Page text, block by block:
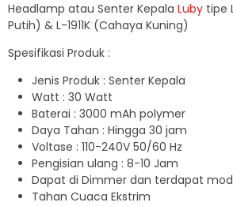
Headlamp atau Senter Kepala Luby tipe
Putih) & L-1911K (Cahaya Kuning)
Spesifikasi Produk :
Jenis Produk : Senter Kepala
Watt : 30 Watt
Baterai : 3000 mAh polymer
Daya Tahan : Hingga 30 jam
Voltase : 110-240V 50/60 Hz
Pengisian ulang : 8-10 Jam
Dapat di Dimmer dan terdapat
Tahan Cuaca Ekstrim